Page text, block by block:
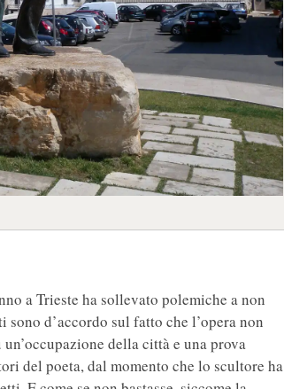
a Trieste ha sollevato polemiche a non
d’accordo sul fatto che l’opera non
della città e una prova
del poeta, dal momento che lo scultore ha